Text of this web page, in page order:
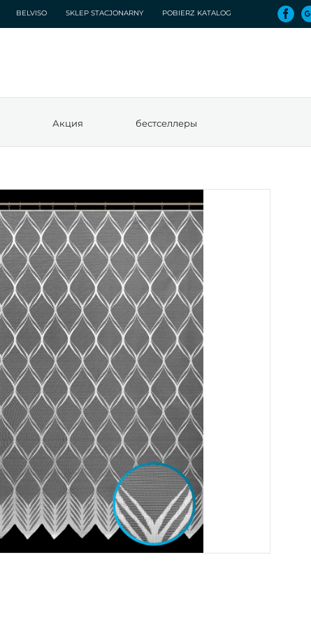
BELVISO SKLEP STACJONARNY POBIERZ KATALOG
Акция бестселлеры